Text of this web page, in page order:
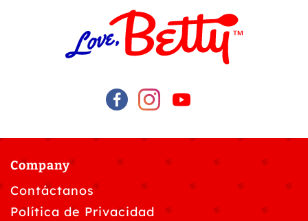
Company
Contáctanos
Política de Privacidad